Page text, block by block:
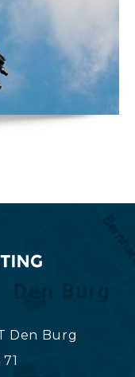
Den Burg